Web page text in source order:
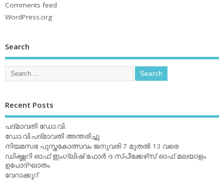
Comments feed
WordPress.org
Search
Recent Posts
പദ്മാവതി ഡോ.വി.
ഡോ.വി.പദ്മാവതി അന്തരിച്ചു
നിയമസഭ പുസ്തകോത്സവം ജനുവരി 7 മുതല്‍ 13 വരെ
ഡിക്ഷ്ണറി ഓഫ് ഇംഗ്ലിഷ് ഫോര്‍ ദ സ്പീക്കേഴ്‌സ് ഓഫ് മലയാളം
ഉപോദ്ഘാതം
വേറാക്കൂറ്